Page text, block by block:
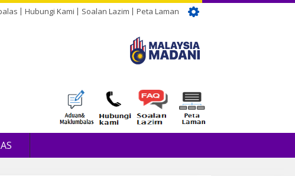
Hubungi Kami Soalan Lazim Peta Laman